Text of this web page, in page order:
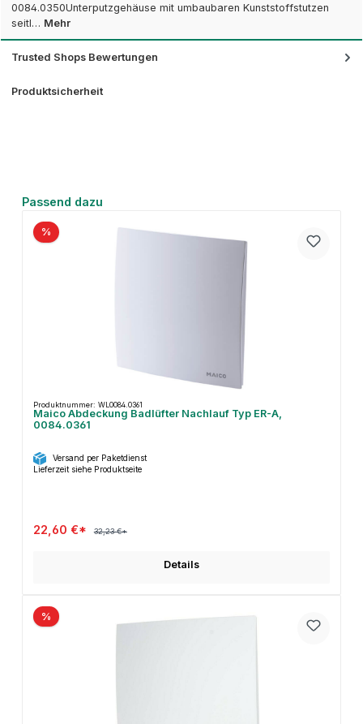
0084.0350Unterputzgehäuse mit umbaubaren Kunststoffstutzen
seitl… Mehr
Trusted Shops Bewertungen
Produktsicherheit
Produktgalerie überspringen
Passend dazu
%
Produktnummer: WL0084.0361
Maico Abdeckung Badlüfter Nachlauf Typ ER-A,
0084.0361
Versand per Paketdienst
Lieferzeit siehe Produktseite
22,60 €* 32,23 €*
Details
%